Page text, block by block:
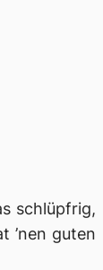
schlüpfrig,
’nen guten